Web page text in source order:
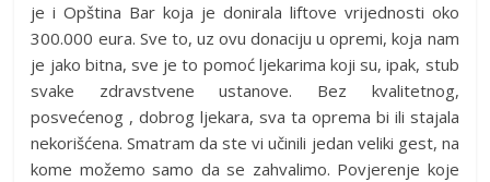
je i Opština Bar koja je donirala liftove vrijednosti oko
300.000 eura. Sve to, uz ovu donaciju u opremi, koja nam
je jako bitna, sve je to pomoć ljekarima koji su, ipak, stub
svake zdravstvene ustanove. Bez kvalitetnog,
posvećenog , dobrog ljekara, sva ta oprema bi ili stajala
nekorišćena. Smatram da ste vi učinili jedan veliki gest, na
kome možemo samo da se zahvalimo. Povjerenje koje